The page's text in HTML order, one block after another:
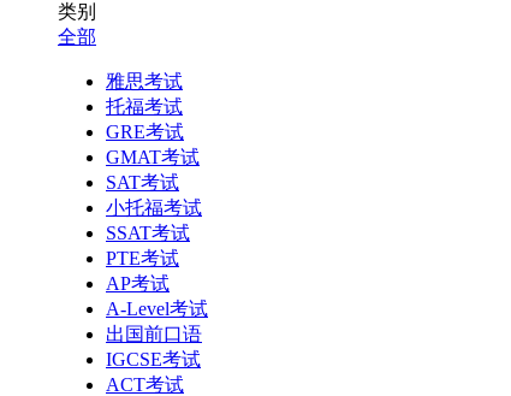
类别
全部
雅思考试
托福考试
GRE考试
GMAT考试
SAT考试
小托福考试
SSAT考试
PTE考试
AP考试
A-Level考试
出国前口语
IGCSE考试
ACT考试